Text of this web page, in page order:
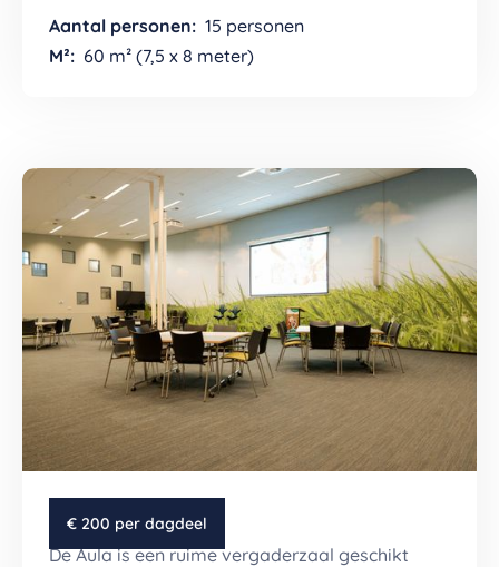
Aantal personen: 15 personen
M²: 60 m² (7,5 x 8 meter)
De Aula
De Aula is een ruime vergaderzaal geschikt
€ 200 per dagdeel